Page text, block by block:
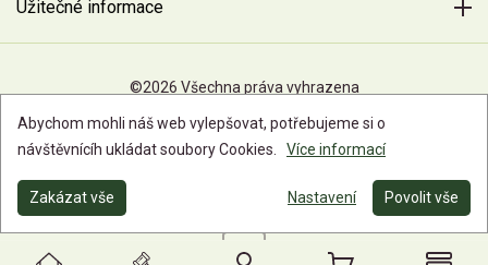
Užitečné informace
©2026 Všechna práva vyhrazena
Abychom mohli náš web vylepšovat, potřebujeme si o
návštěvnícíh ukládat soubory Cookies.
Více informací
Zakázat vše Nastavení Povolit vše